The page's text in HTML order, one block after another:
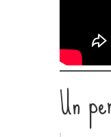
Un